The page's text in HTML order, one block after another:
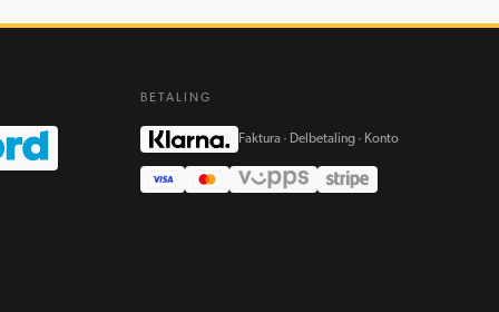
BETALING
Faktura · Delbetaling · Konto